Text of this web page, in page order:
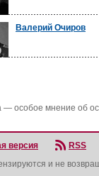
Валерий Очиров
— особое мнение об
версия
RSS
и не